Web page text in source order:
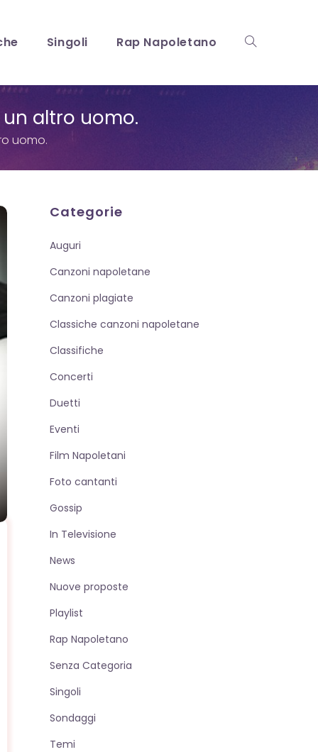
Singoli Rap Napoletano Attiva/
un altro uomo.
uomo.
Categorie
Auguri
Canzoni napoletane
Canzoni plagiate
Classiche canzoni napoletane
Classifiche
Concerti
Duetti
Eventi
Film Napoletani
Foto cantanti
Gossip
In Televisione
News
Nuove proposte
Playlist
Rap Napoletano
Senza Categoria
Singoli
Sondaggi
Temi